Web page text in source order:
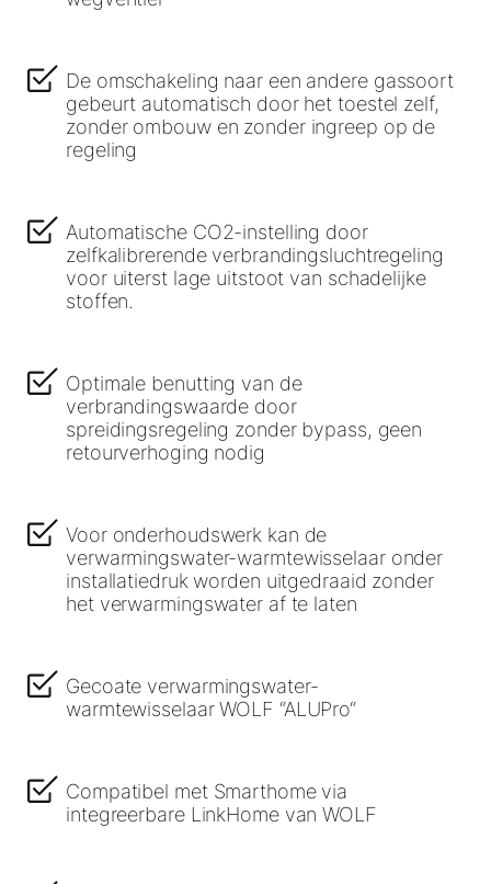
De omschakeling naar een andere gassoort
gebeurt automatisch door het toestel zelf,
zonder ombouw en zonder ingreep op de
regeling
Automatische CO2-instelling door
zelfkalibrerende verbrandingsluchtregeling
voor uiterst lage uitstoot van schadelijke
stoffen.
Optimale benutting van de
verbrandingswaarde door
spreidingsregeling zonder bypass, geen
retourverhoging nodig
Voor onderhoudswerk kan de
verwarmingswater-warmtewisselaar onder
installatiedruk worden uitgedraaid zonder
het verwarmingswater af te laten
Gecoate verwarmingswater-
warmtewisselaar WOLF “ALUPro“
Compatibel met Smarthome via
integreerbare LinkHome van WOLF